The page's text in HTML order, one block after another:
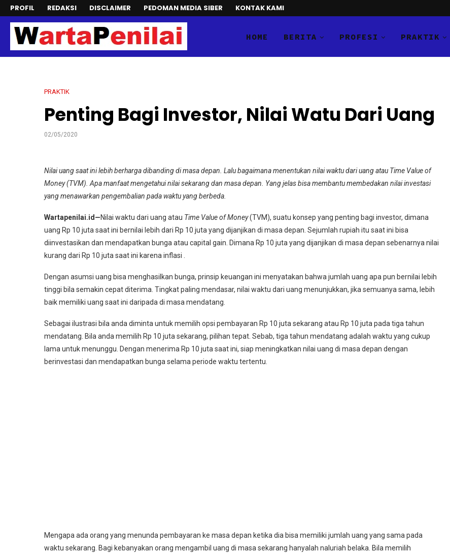
PROFIL REDAKSI DISCLAIMER PEDOMAN MEDIA SIBER KONTAK KAMI
HOME BERITA PROFESI PRAKTIK
PRAKTIK
Penting Bagi Investor, Nilai Watu Dari Uang
02/05/2020
Nilai uang saat ini lebih berharga dibanding di masa depan. Lalu bagaimana menentukan nilai waktu dari uang atau Time Value of
Money (TVM). Apa manfaat mengetahui nilai sekarang dan masa depan. Yang jelas bisa membantu membedakan nilai investasi
yang menawarkan pengembalian pada waktu yang berbeda.
Wartapenilai.id—Nilai waktu dari uang atau Time Value of Money(TVM), suatu konsep yang penting bagi investor, dimana
uang Rp 10 juta saat ini bernilai lebih dari Rp 10 juta yang dijanjikan di masa depan. Sejumlah rupiah itu saat ini bisa
diinvestasikan dan mendapatkan bunga atau capital gain. Dimana Rp 10 juta yang dijanjikan di masa depan sebenarnya nilai
kurang dari Rp 10 juta saat ini karena inflasi .
Dengan asumsi uang bisa menghasilkan bunga, prinsip keuangan ini menyatakan bahwa jumlah uang apa pun bernilai lebih
tinggi bila semakin cepat diterima. Tingkat paling mendasar, nilai waktu dari uang menunjukkan, jika semuanya sama, lebih
baik memiliki uang saat ini daripada di masa mendatang.
Sebagai ilustrasi bila anda diminta untuk memilih opsi pembayaran Rp 10 juta sekarang atau Rp 10 juta pada tiga tahun
mendatang. Bila anda memilih Rp 10 juta sekarang, pilihan tepat. Sebab, tiga tahun mendatang adalah waktu yang cukup
lama untuk menunggu. Dengan menerima Rp 10 juta saat ini, siap meningkatkan nilai uang di masa depan dengan
berinvestasi dan mendapatkan bunga selama periode waktu tertentu.
Mengapa ada orang yang menunda pembayaran ke masa depan ketika dia bisa memiliki jumlah uang yang sama pada
waktu sekarang. Bagi kebanyakan orang mengambil uang di masa sekarang hanyalah naluriah belaka. Bila memilih